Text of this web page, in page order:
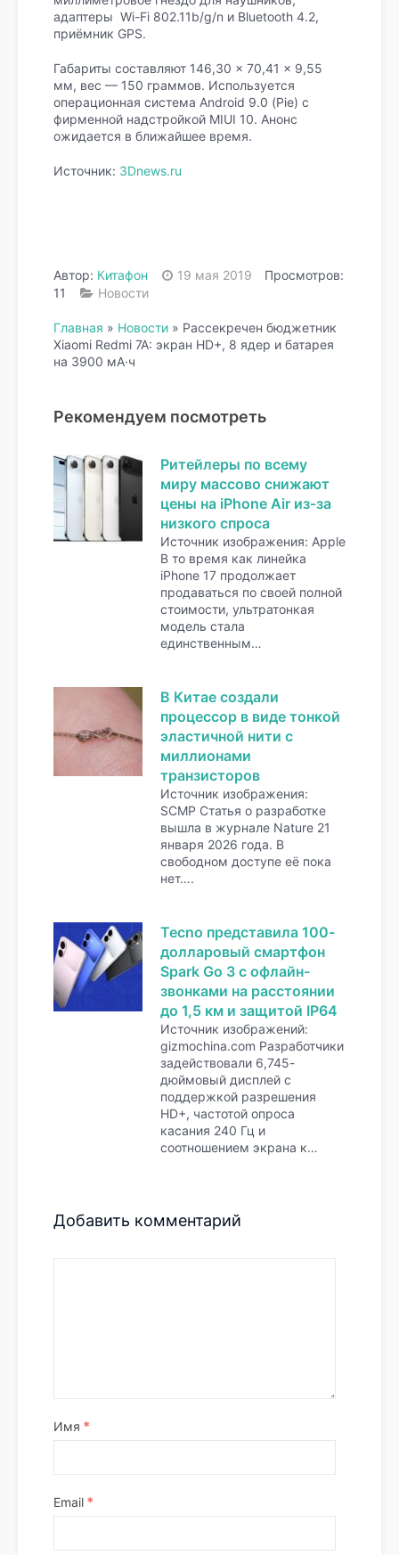
адаптеры Wi-Fi 802.11b/g/n и Bluetooth 4.2,
приёмник GPS.
Габариты составляют 146,30 × 70,41 × 9,55
мм, вес — 150 граммов. Используется
операционная система Android 9.0 (Pie) с
фирменной надстройкой MIUI 10. Анонс
ожидается в ближайшее время.
Источник: 3Dnews.ru
Автор: Китафон 19 мая 2019
Просмотров:
11
Новости
Главная » Новости » Рассекречен бюджетник
Xiaomi Redmi 7A: экран HD+, 8 ядер и батарея
на 3900 мА·ч
Рекомендуем посмотреть
Ритейлеры по всему
миру массово снижают
цены на iPhone Air из-за
низкого спроса
Источник изображения: Apple
В то время как линейка
iPhone 17 продолжает
продаваться по своей полной
стоимости, ультратонкая
модель стала
единственным…
В Китае создали
процессор в виде тонкой
эластичной нити с
миллионами
транзисторов
Источник изображения:
SCMP Статья о разработке
вышла в журнале Nature 21
января 2026 года. В
свободном доступе её пока
нет….
Tecno представила 100-
долларовый смартфон
Spark Go 3 с офлайн-
звонками на расстоянии
до 1,5 км и защитой IP64
Источник изображений:
gizmochina.com Разработчики
задействовали 6,745-
дюймовый дисплей с
поддержкой разрешения
HD+, частотой опроса
касания 240 Гц и
соотношением экрана к…
Добавить комментарий
Имя *
Email *